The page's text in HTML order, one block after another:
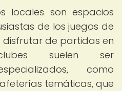
locales son espacios
de los juegos de
de partidas en
suelen ser
como
temáticas, que